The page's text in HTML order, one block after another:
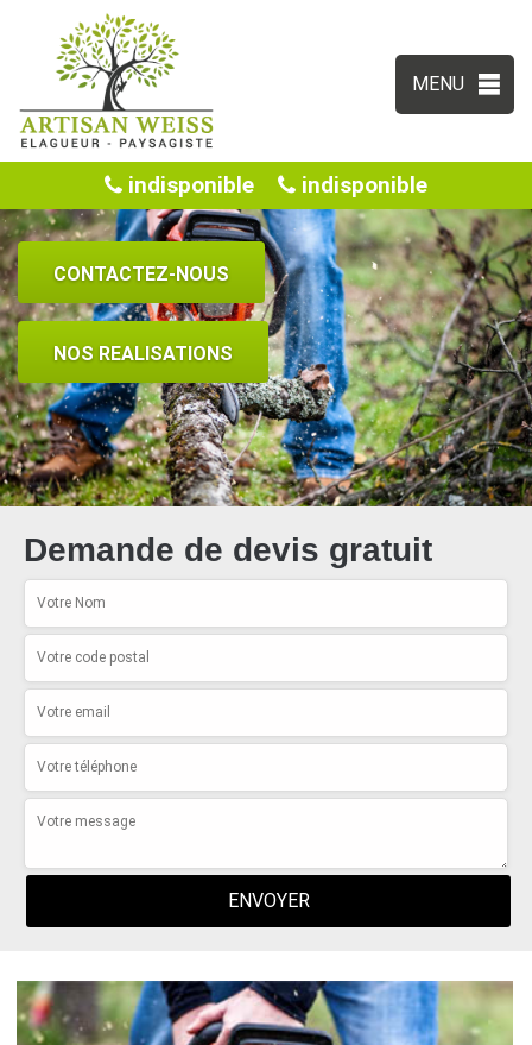
MENU
indisponible indisponible
CONTACTEZ-NOUS
NOS REALISATIONS
Demande de devis gratuit